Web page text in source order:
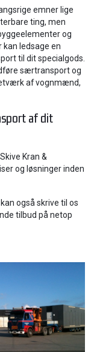
emner lige
ting, men
og
kan ledsage en
til dit specialgods.
særtransport og
af vognmænd,
af dit
Kran &
og løsninger inden
også skrive til os
tilbud på netop